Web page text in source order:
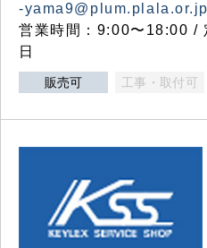
-yama9@plum.plala.or.jp
営業時間：9:00〜18:00 /
日
販売可 工事・取付可